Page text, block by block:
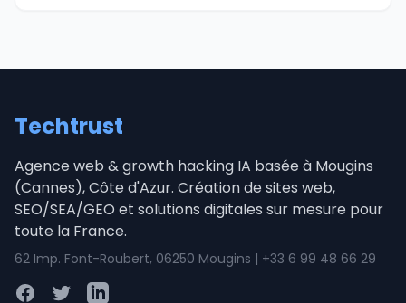
Techtrust
Agence web & growth hacking IA basée à Mougins
(Cannes), Côte d'Azur. Création de sites web,
SEO/SEA/GEO et solutions digitales sur mesure pour
toute la France.
62 Imp. Font-Roubert, 06250 Mougins | +33 6 99 48 66 29
FacebookTwitterLinkedIn